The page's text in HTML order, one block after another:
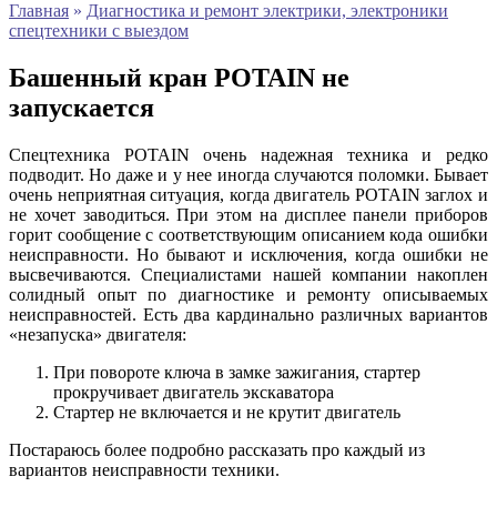
Главная » Диагностика и ремонт электрики, электроники
спецтехники с выездом
Башенный кран POTAIN не
запускается
Спецтехника POTAIN очень надежная техника и редко
подводит. Но даже и у нее иногда случаются поломки. Бывает
очень неприятная ситуация, когда двигатель POTAIN заглох и
не хочет заводиться. При этом на дисплее панели приборов
горит сообщение с соответствующим описанием кода ошибки
неисправности. Но бывают и исключения, когда ошибки не
высвечиваются. Специалистами нашей компании накоплен
солидный опыт по диагностике и ремонту описываемых
неисправностей. Есть два кардинально различных вариантов
«незапуска» двигателя:
При повороте ключа в замке зажигания, стартер
прокручивает двигатель экскаватора
Стартер не включается и не крутит двигатель
Постараюсь более подробно рассказать про каждый из
вариантов неисправности техники.